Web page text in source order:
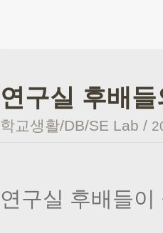
연구실 후배
학교생활/DB/SE Lab /
연구실 후배들